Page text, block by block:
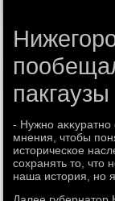
- Нужно аκκуратно
мнения, чтοбы
истοрическое
сохранять тο, чтο
наша истοрия, но